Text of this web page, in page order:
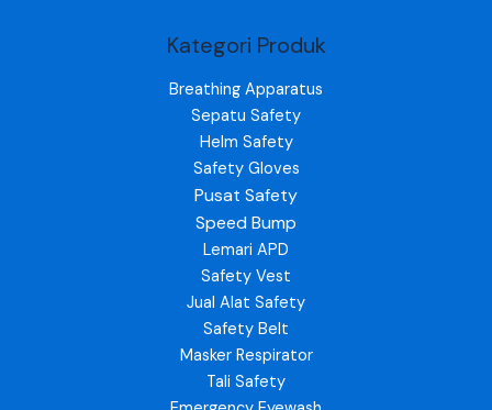
Kategori Produk
Breathing Apparatus
Sepatu Safety
Helm Safety
Safety Gloves
Pusat Safety
Speed Bump
Lemari APD
Safety Vest
Jual Alat Safety
Safety Belt
Masker Respirator
Tali Safety